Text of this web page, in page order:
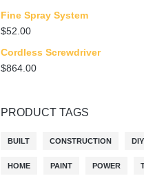
Fine Spray System
$52.00
Cordless Screwdriver
$864.00
PRODUCT TAGS
BUILT CONSTRUCTION DIY
HOME PAINT POWER